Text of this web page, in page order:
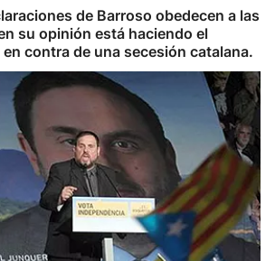
de Barroso obedecen a las
su opinión está haciendo el
contra de una secesión catalana.